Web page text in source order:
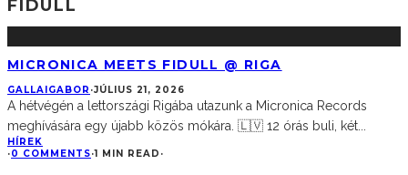
FIDULL
MICRONICA MEETS FIDULL @ RIGA
GALLAIGABOR ·JÚLIUS 21, 2026
A hétvégén a lettországi Rigába utazunk a Micronica Records
meghívására egy újabb közös mókára. 🇱🇻 12 órás buli, két
HÍREK
·0 COMMENTS·1 MIN READ ·